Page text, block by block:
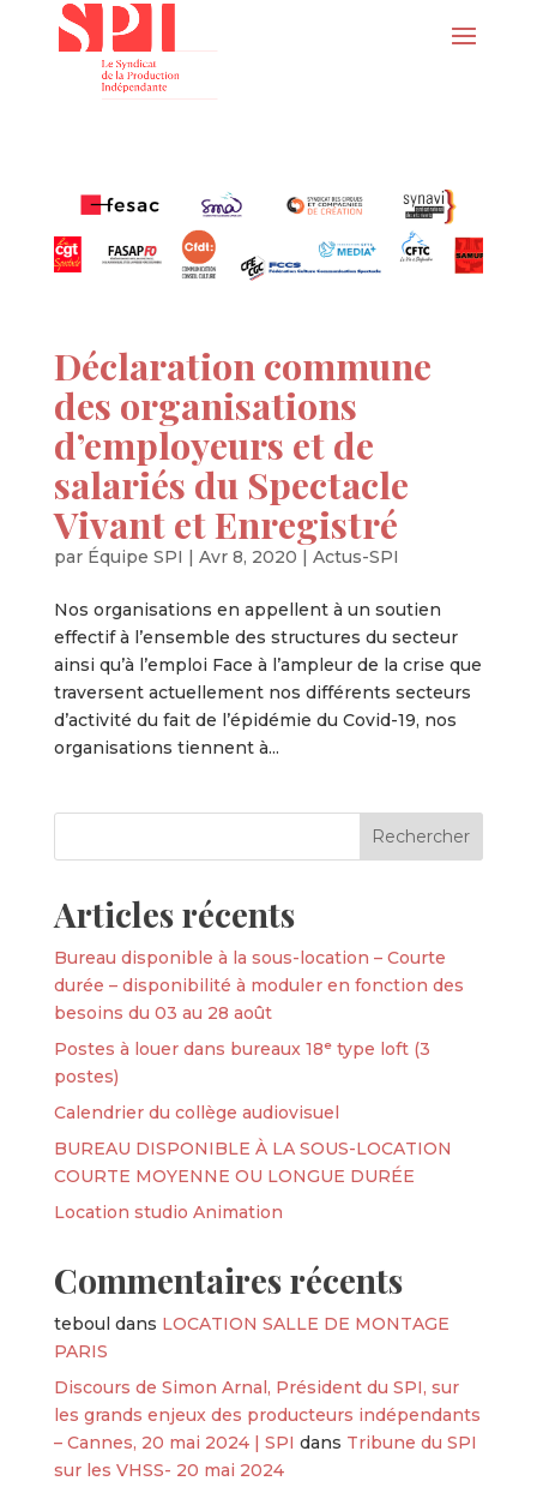
Déclaration commune
des organisations
d’employeurs et de
salariés du Spectacle
Vivant et Enregistré
par Équipe SPI | Avr 8, 2020 | Actus-SPI
Nos organisations en appellent à un soutien
effectif à l’ensemble des structures du secteur
ainsi qu’à l’emploi Face à l’ampleur de la crise que
traversent actuellement nos différents secteurs
d’activité du fait de l’épidémie du Covid-19, nos
organisations tiennent à...
Articles récents
Bureau disponible à la sous-location – Courte
durée – disponibilité à moduler en fonction des
besoins du 03 au 28 août
Postes à louer dans bureaux 18ᵉ type loft (3
postes)
Calendrier du collège audiovisuel
BUREAU DISPONIBLE À LA SOUS-LOCATION
COURTE MOYENNE OU LONGUE DURÉE
Location studio Animation
Commentaires récents
teboul dans LOCATION SALLE DE MONTAGE
PARIS
Discours de Simon Arnal, Président du SPI, sur
les grands enjeux des producteurs indépendants
– Cannes, 20 mai 2024 | SPI dans Tribune du SPI
sur les VHSS- 20 mai 2024